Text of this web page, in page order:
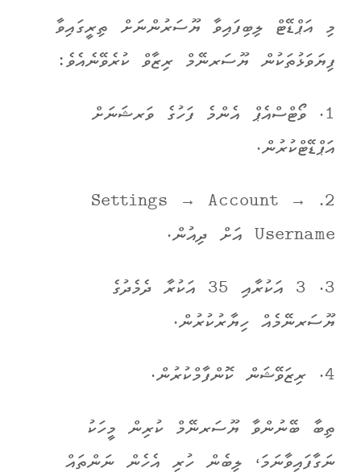
މި އަޕްޑޭޓް ލިބިފައިވާ ޔޫސަރުންނަށް ތިރީގައިވާ
ފިޔަވަޅުތަކުން ޔޫސަރނޭމް ރިޒާވް ކުރެވޭނެއެވެ:
1. ވޯޓްސްއެޕް އެންމެ ފަހުގެ ވަރޝަނަށް
އަޕްޑޭޓްކުރުން.
2. Settings → Account →
Username އަށް ދިއުން.
3. 3 އަކުރާއި 35 އަކުރާ ދެމެދުގެ
ޔޫސަރނޭމެއް ހިޔާރުކުރުން.
4. ރިޒަވޭޝަން ކޮންފާމްކުރުން.
ތިބާ ބޭނުންވާ ޔޫސަރނޭމް ކުރިން މީހަކު
ނަގާފައިވާނަމަ، ލިބެން ހުރި އެހެން ނަންތައް